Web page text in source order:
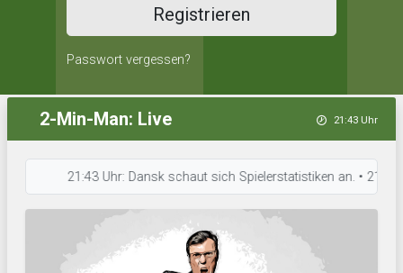
Registrieren
Passwort vergessen?
2-Min-Man: Live 21:43 Uhr
21:43 Uhr: Dansk schaut sich Spielerstatistiken an. • 21:42